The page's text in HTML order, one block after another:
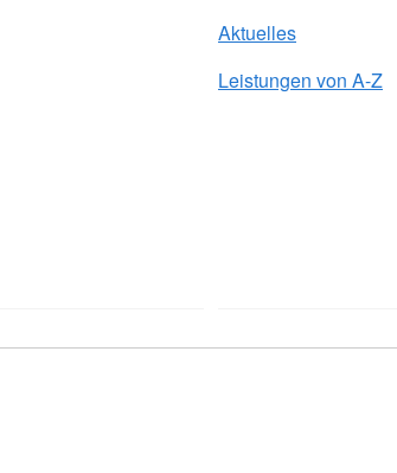
Aktuelles
Leistungen von A-Z